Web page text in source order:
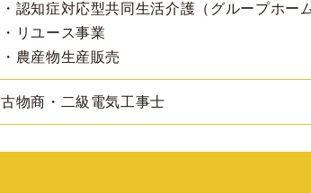
・認知症対応型共同生活介護（グループホーム
・リユース事業
・農産物生産販売
古物商・二級電気工事士